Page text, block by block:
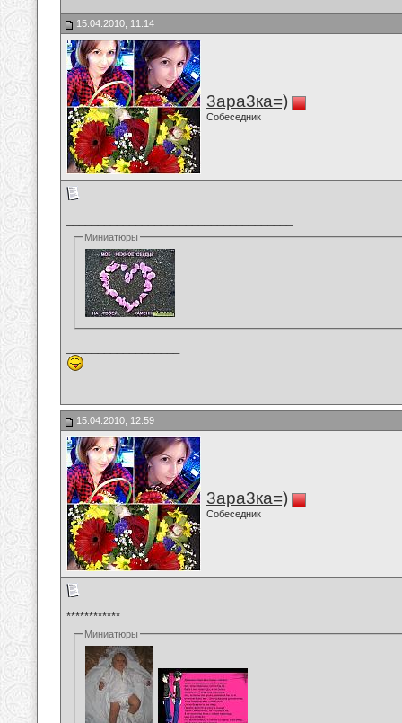
15.04.2010, 11:14
3ара3ка=)
Собеседник
Миниатюры
15.04.2010, 12:59
3ара3ка=)
Собеседник
************
Миниатюры